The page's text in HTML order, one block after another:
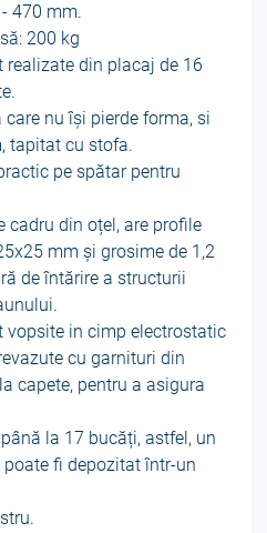
470 mm.
200 kg
din placaj de 16
nu își pierde forma, si
tapitat cu stofa.
pe spătar pentru
cadru din oțel, are profile
mm și grosime de 1,2
de întărire a structurii
vopsite in cimp electrostatic
cu garnituri din
capete, pentru a asigura
la 17 bucăți, astfel, un
fi depozitat într-un